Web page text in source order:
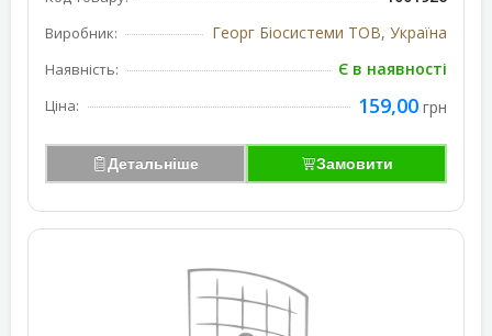
Виробник: Георг Біосистеми ТОВ, Україна
Наявність: Є в наявності
Ціна: 159,00 грн
Детальніше Замовити